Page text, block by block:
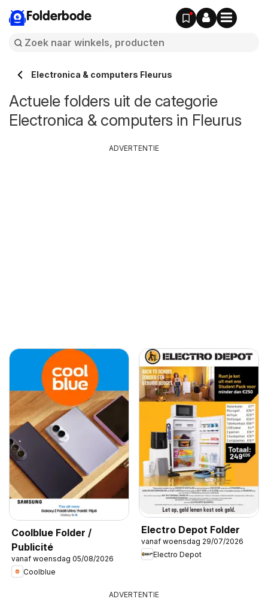
Folderbode
Electronica & computers Fleurus
Actuele folders uit de categorie
Electronica & computers in Fleurus
Coolblue Folder /
Publicité
vanaf woensdag 05/08/2026
Coolblue
Electro Depot Folder
vanaf woensdag 29/07/2026
Electro Depot
ADVERTENTIE
ADVERTENTIE